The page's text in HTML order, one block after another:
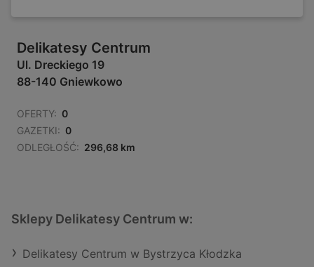
Delikatesy Centrum
Ul. Dreckiego 19
88-140 Gniewkowo
OFERTY: 0
GAZETKI: 0
ODLEGŁOŚĆ: 296,68 km
Sklepy Delikatesy Centrum w:
Delikatesy Centrum w Bystrzyca Kłodzka